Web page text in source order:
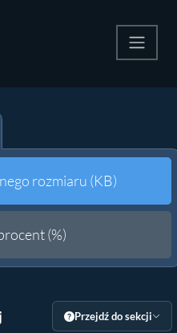
rozmiaru (KB)
(%)
Przejdź do sekcji